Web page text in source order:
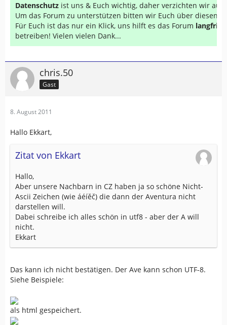
Datenschutz ist uns & Euch wichtig, daher verzichten wir auf
Um das Forum zu unterstützen bitten wir Euch über diesen
Für Euch ist das nur ein Klick, uns hilft es das Forum
betreiben! Vielen vielen Dank...
chris.50
Gast
8. August 2011
Hallo Ekkart,
Zitat von Ekkart
Hallo,
Aber unsere Nachbarn in CZ haben ja so schöne Nicht-
Ascii Zeichen (wie áéíěč) die dann der Aventura nicht
darstellen will.
Dabei schreibe ich alles schön in utf8 - aber der A will
nicht.
Ekkart
Das kann ich nicht bestätigen. Der Ave kann schon UTF-8.
Siehe Beispiele:
als html gespeichert.